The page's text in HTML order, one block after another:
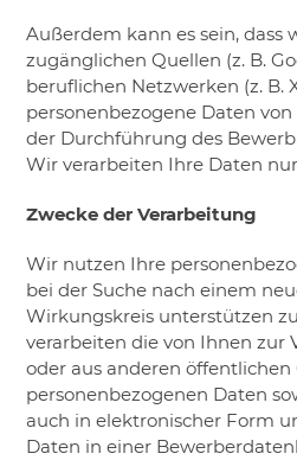
Außerdem kann es sein, dass
zugänglichen Quellen (z. B.
beruflichen Netzwerken (z. B.
personenbezogene Daten
der Durchführung des
Wir verarbeiten Ihre Daten
Zwecke der Verarbeitung
Wir nutzen Ihre
bei der Suche nach einem
Wirkungskreis unterstützen
verarbeiten die von Ihnen zur
oder aus anderen
personenbezogenen Daten
auch in elektronischer Form
Daten in einer